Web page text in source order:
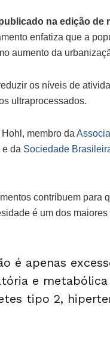
na edição de
enfatiza que a
aumento da
os níveis de
ultraprocessados.
membro da
e da Sociedade
contribuem para
é um dos
é apenas
e
tipo 2,